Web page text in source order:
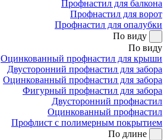
Профнастил для балкона
Профнастил для ворот
Профнастил для опалубки
По виду
По виду
Оцинкованный профнастил для крыши
Двусторонний профнастил для забора
Оцинкованный профнастил для забора
Фигурный профнастил для забора
Двусторонний профнастил
Оцинкованный профнастил
Профлист с полимерным покрытием
По длине